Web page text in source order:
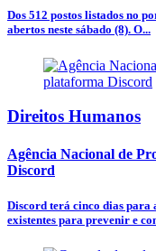
Dos 512 postos listados no
abertos neste sábado (8). O...
Direitos Humanos
Agência Nacional de
Discord
Discord terá cinco dias para
existentes para prevenir e